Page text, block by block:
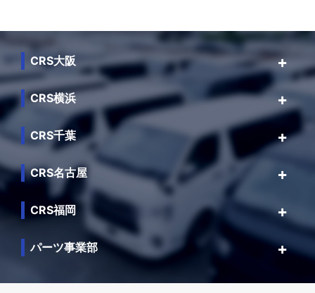
CRS大阪
CRS横浜
CRS千葉
CRS名古屋
CRS福岡
パーツ事業部